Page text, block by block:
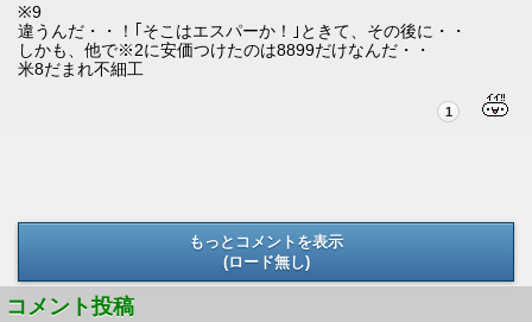
※9
違うんだ・・！｢そこはエスパーか！｣ときて、その後に・・
しかも、他で※2に安価つけたのは8899だけなんだ・・
米8だまれ不細工
1
もっとコメントを表示
(ロード無し)
コメント投稿